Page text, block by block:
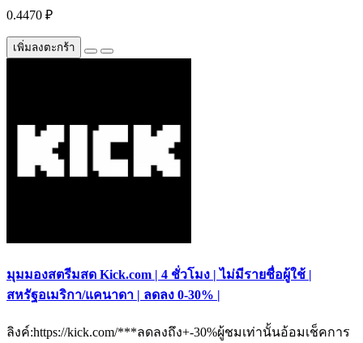
0.4470 ₽
เพิ่มลงตะกร้า
มุมมองสตรีมสด Kick.com | 4 ชั่วโมง | ไม่มีรายชื่อผู้ใช้ |
สหรัฐอเมริกา/แคนาดา | ลดลง 0-30% |
ลิงค์:https://kick.com/***ลดลงถึง+-30%ผู้ชมเท่านั้นอ้อมเช็คการ